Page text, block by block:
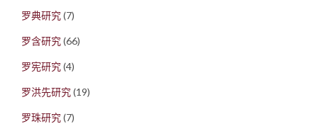
罗典研究(7)
罗含研究(66)
罗宪研究(4)
罗洪先研究(19)
罗珠研究(7)